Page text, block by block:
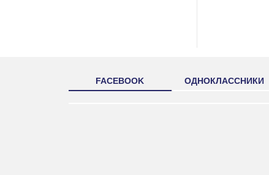
FACEBOOK ОДНОКЛАССНИКИ